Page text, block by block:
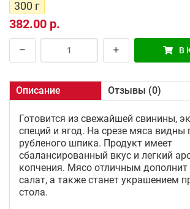
300 г
382.00 р.
В
Описание Отзывы (0)
Готовится из свежайшей свинины,
специй и ягод. На срезе мяса видны
рубленого шпика. Продукт имеет
сбалансированный вкус и легкий
копчения. Мясо отличным дополнит
салат, а также станет украшением
стола.